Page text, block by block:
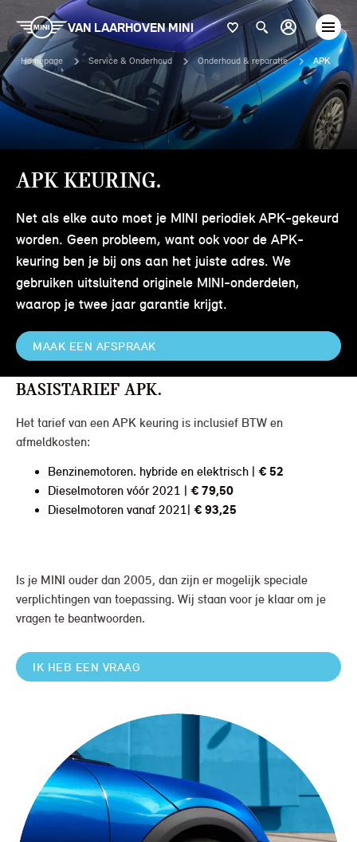
VAN LAARHOVEN MINI
Homepage Service & Onderhoud Onderhoud & reparatie APK
APK KEURING.
Net als elke auto moet je MINI periodiek APK-gekeurd
worden. Geen probleem, want ook voor de APK-
keuring ben je bij ons aan het juiste adres. We
gebruiken uitsluitend originele MINI-onderdelen,
waarop je twee jaar garantie krijgt.
MAAK EEN AFSPRAAK
BASISTARIEF APK.
Het tarief van een APK keuring is inclusief BTW en
afmeldkosten:
Benzinemotoren. hybride en elektrisch | € 52
Dieselmotoren vóór 2021 | € 79,50
Dieselmotoren vanaf 2021| € 93,25
Is je MINI ouder dan 2005, dan zijn er mogelijk speciale
verplichtingen van toepassing. Wij staan voor je klaar om je
vragen te beantwoorden.
IK HEB EEN VRAAG